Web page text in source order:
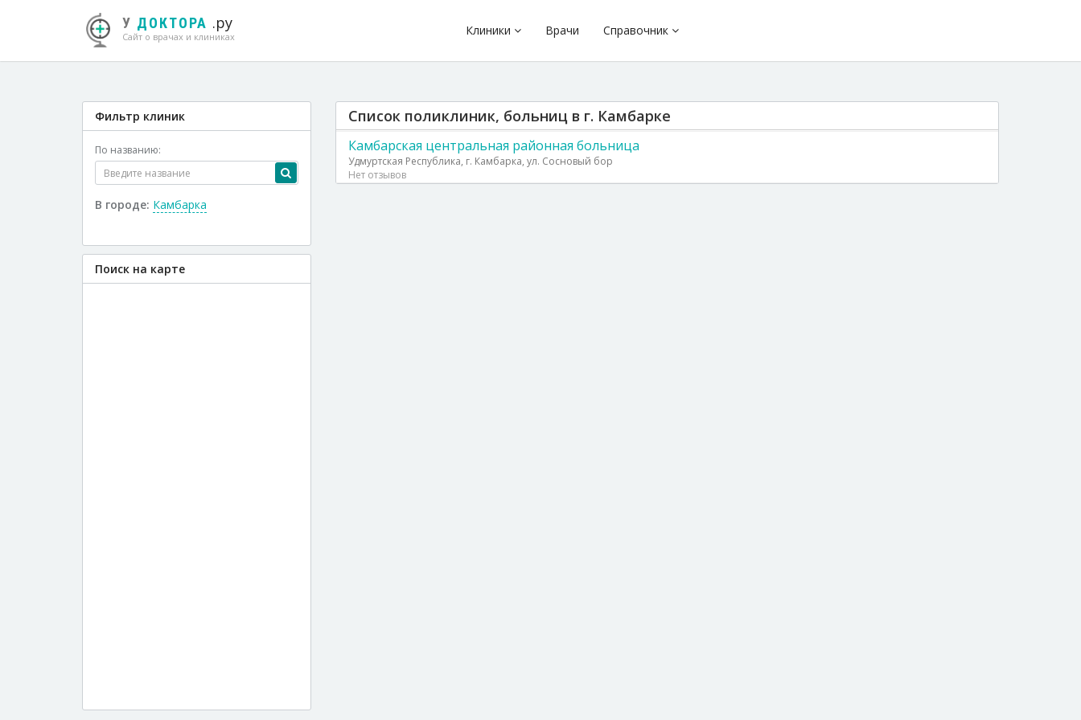
У ДОКТОРА .ру
Сайт о врачах и клиниках Клиники Врачи Справочник
Список поликлиник, больниц в г. Камбарке
Камбарская центральная районная больница
Удмуртская Республика, г. Камбарка, ул. Сосновый бор
Нет отзывов
Фильтр клиник
По названию:
В городе: Камбарка
Поиск на карте